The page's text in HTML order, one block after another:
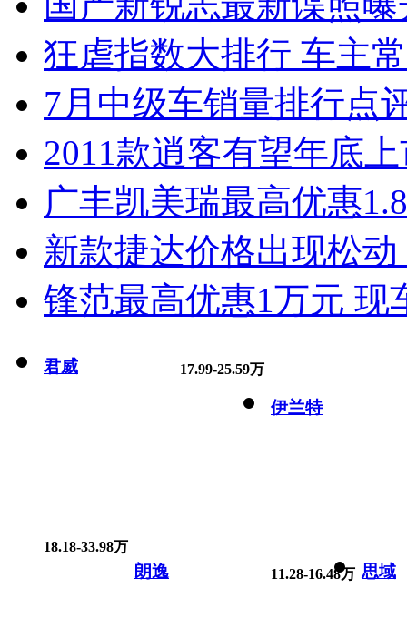
狂虐指数大排行 车主
7月中级车销量排行点
2011款逍客有望年底
广丰凯美瑞最高优惠
新款捷达价格出现松
锋范最高优惠1万元 现
君威 17.99-25.59万
伊兰特
18.18-33.98万
朗逸 11.28-16.48万 思域